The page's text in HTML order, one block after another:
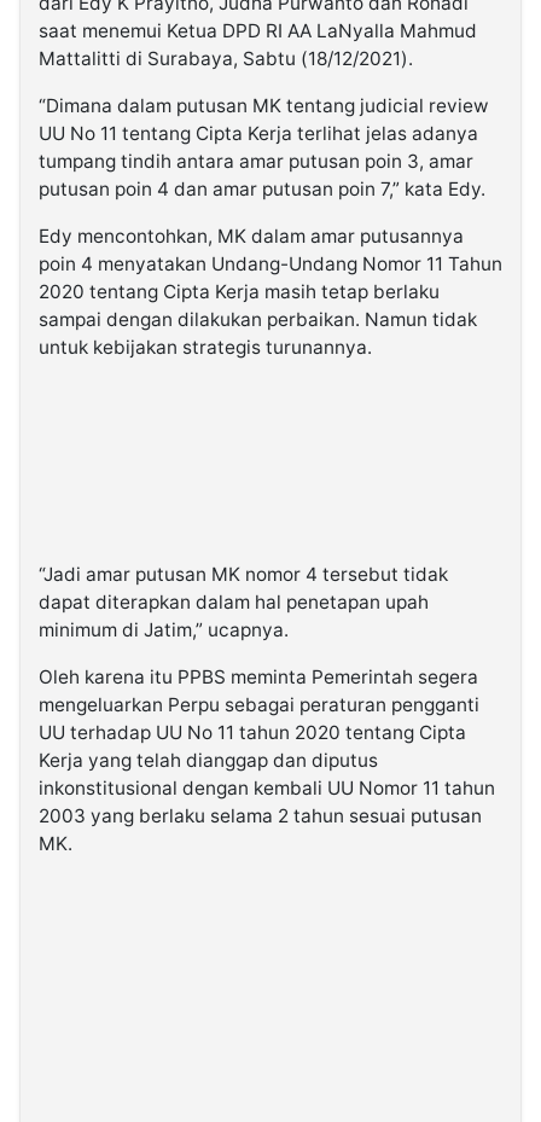
saat menemui Ketua DPD RI AA LaNyalla Mahmud
Mattalitti di Surabaya, Sabtu (18/12/2021).
“Dimana dalam putusan MK tentang judicial review
UU No 11 tentang Cipta Kerja terlihat jelas adanya
tumpang tindih antara amar putusan poin 3, amar
putusan poin 4 dan amar putusan poin 7,” kata Edy.
Edy mencontohkan, MK dalam amar putusannya
poin 4 menyatakan Undang-Undang Nomor 11 Tahun
2020 tentang Cipta Kerja masih tetap berlaku
sampai dengan dilakukan perbaikan. Namun tidak
untuk kebijakan strategis turunannya.
“Jadi amar putusan MK nomor 4 tersebut tidak
dapat diterapkan dalam hal penetapan upah
minimum di Jatim,” ucapnya.
Oleh karena itu PPBS meminta Pemerintah segera
mengeluarkan Perpu sebagai peraturan pengganti
UU terhadap UU No 11 tahun 2020 tentang Cipta
Kerja yang telah dianggap dan diputus
inkonstitusional dengan kembali UU Nomor 11 tahun
2003 yang berlaku selama 2 tahun sesuai putusan
MK.